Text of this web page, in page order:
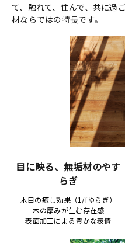
て、触れて、住んで、共に過
材ならではの特長です。
目に映る、無垢材のやす
らぎ
木目の癒し効果（1/fゆらぎ）
木の厚みが生む存在感
表面加工による豊かな表情